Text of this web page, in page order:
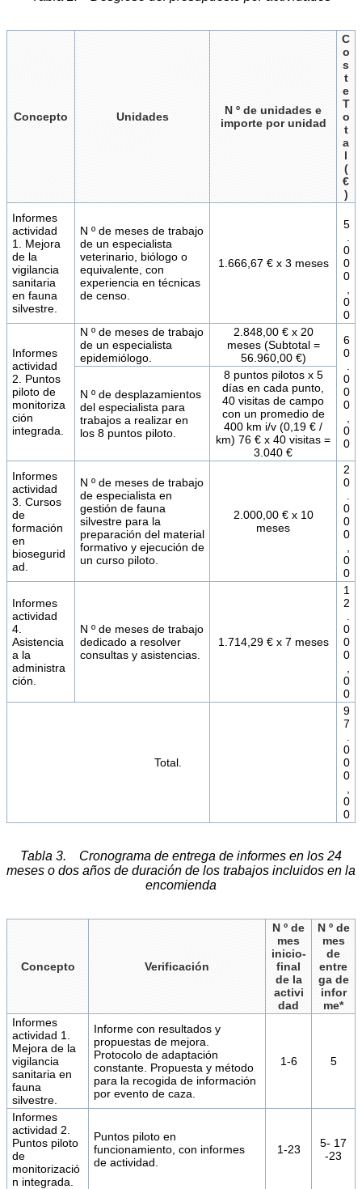
Concepto Unidades
N º de unidades e
importe por unidad
C
o
s
t
e
T
o
t
a
l
(
€
)
Informes
actividad
1. Mejora
de la
vigilancia
sanitaria
en fauna
silvestre.
N º de meses de trabajo
de un especialista
veterinario, biólogo o
equivalente, con
experiencia en técnicas
de censo.
1.666,67 € x 3 meses
5
0
0
0
0
0
Informes
actividad
2. Puntos
piloto de
monitoriza
ción
integrada.
N º de meses de trabajo
de un especialista
epidemiólogo.
2.848,00 € x 20
meses (Subtotal =
56.960,00 €)
6
0
0
0
0
0
0
N º de desplazamientos
del especialista para
trabajos a realizar en
los 8 puntos piloto.
8 puntos pilotos x 5
días en cada punto,
40 visitas de campo
con un promedio de
400 km i/v (0,19 € /
km) 76 € x 40 visitas =
3.040 €
Informes
actividad
3. Cursos
de
formación
en
biosegurid
ad.
N º de meses de trabajo
de especialista en
gestión de fauna
silvestre para la
preparación del material
formativo y ejecución de
un curso piloto.
2.000,00 € x 10
meses
2
0
0
0
0
0
0
Informes
actividad
4.
Asistencia
a la
administra
ción.
N º de meses de trabajo
dedicado a resolver
consultas y asistencias.
1.714,29 € x 7 meses
1
2
0
0
0
0
0
Total.
9
7
0
0
0
0
0
Tabla 3. Cronograma de entrega de informes en los 24
meses o dos años de duración de los trabajos incluidos en la
encomienda
Concepto Verificación
N º de
mes
inicio-
final
de la
activi
dad
N º de
mes
de
entre
ga de
infor
me*
Informes
actividad 1.
Mejora de la
vigilancia
sanitaria en
fauna
silvestre.
Informe con resultados y
propuestas de mejora.
Protocolo de adaptación
constante. Propuesta y método
para la recogida de información
por evento de caza.
1-6 5
Informes
actividad 2.
Puntos piloto
de
monitorizació
n integrada.
Puntos piloto en
funcionamiento, con informes
de actividad.
1-23
5- 17
-23